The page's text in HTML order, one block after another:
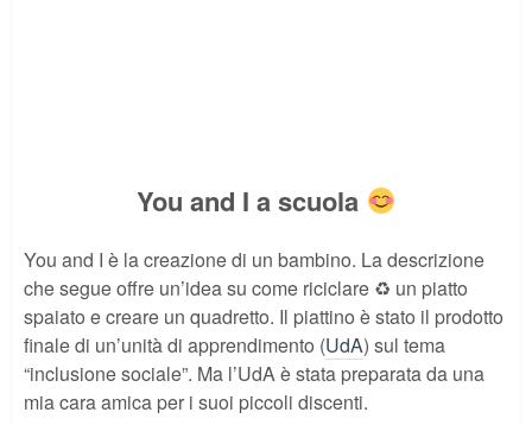
You and I a scuola
You and I è la creazione di un bambino. La descrizione
che segue offre un’idea su come riciclare ♻ un piatto
spaiato e creare un quadretto. Il piattino è stato il prodotto
finale di un’unità di apprendimento (UdA) sul tema
“inclusione sociale”. Ma l’UdA è stata preparata da una
mia cara amica per i suoi piccoli discenti.